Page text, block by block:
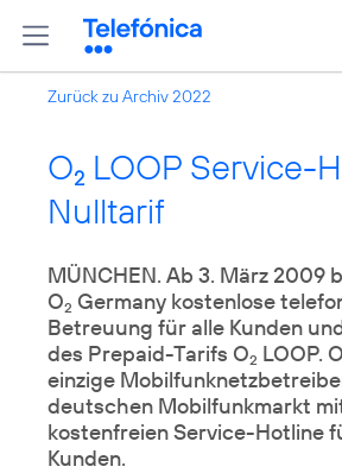
Zurück zu Archiv 2022
O2 LOOP Service-
Nulltarif
MÜNCHEN. Ab 3. März 2009
O2 Germany kostenlose
Betreuung für alle Kunden
des Prepaid-Tarifs O2 LOOP. O
einzige
deutschen Mobilfunkmarkt
kostenfreien Service-Hotline
Kunden.